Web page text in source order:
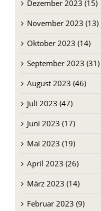
Dezember 2023 (15)
November 2023 (13)
Oktober 2023 (14)
September 2023 (31)
August 2023 (46)
Juli 2023 (47)
Juni 2023 (17)
Mai 2023 (19)
April 2023 (26)
März 2023 (14)
Februar 2023 (9)